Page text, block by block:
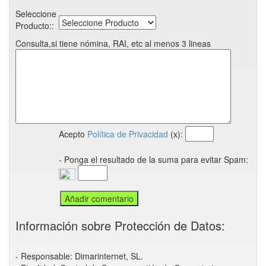
Seleccione
Producto::
Consulta,si tiene nómina, RAI, etc al menos 3 lineas
Acepto Política de Privacidad (x):
- Ponga el resultado de la suma para evitar Spam:
Información sobre Protección de Datos:
- Responsable: Dimarinternet, SL.